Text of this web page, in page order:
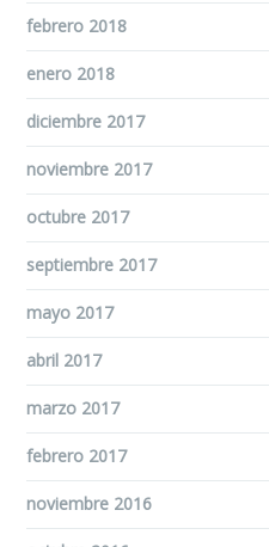
febrero 2018
enero 2018
diciembre 2017
noviembre 2017
octubre 2017
septiembre 2017
mayo 2017
abril 2017
marzo 2017
febrero 2017
noviembre 2016